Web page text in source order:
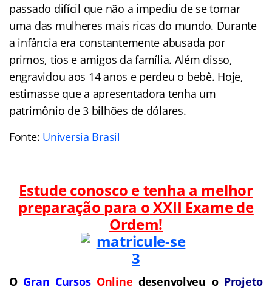
passado difícil que não a impediu de se tornar
uma das mulheres mais ricas do mundo. Durante
a infância era constantemente abusada por
primos, tios e amigos da família. Além disso,
engravidou aos 14 anos e perdeu o bebê. Hoje,
estimasse que a apresentadora tenha um
patrimônio de 3 bilhões de dólares.
Fonte: Universia Brasil
Estude conosco e tenha a melhor
preparação para oXXII Exame de
Ordem!
O Gran Cursos Online desenvolveu o Projeto